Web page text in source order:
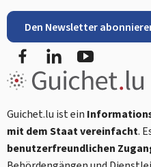
Den Newsletter
FacebookLinkedIn
Guichet.lu ist ein
mit dem Staat vereinfacht.
benutzerfreundlichen